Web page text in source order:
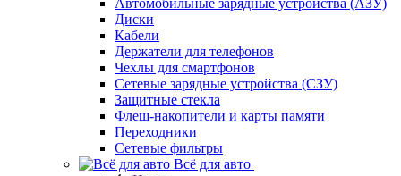
Автомобильные зарядные устройства (АЗУ)
Диски
Кабели
Держатели для телефонов
Чехлы для смартфонов
Сетевые зарядные устройства (СЗУ)
Защитные стекла
Флеш-накопители и карты памяти
Переходники
Сетевые фильтры
Всё для авто